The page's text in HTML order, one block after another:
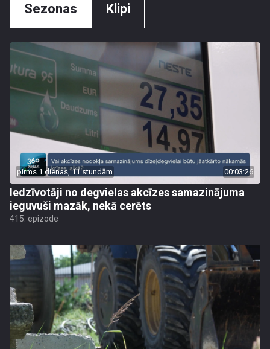
Sezonas Klipi
pirms 1 dienas, 11 stundām 00:03:26
Iedzīvotāji no degvielas akcīzes samazinājuma
ieguvuši mazāk, nekā cerēts
415. epizode